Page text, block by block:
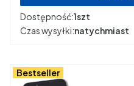
Dostępność:1szt
Czas wysyłki:natychmiast
Bestseller